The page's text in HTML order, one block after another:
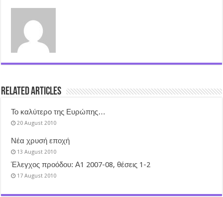
Related Articles
Το καλύτερο της Ευρώπης…
20 August 2010
Νέα χρυσή εποχή
13 August 2010
Έλεγχος προόδου: Α1 2007-08, θέσεις 1-2
17 August 2010